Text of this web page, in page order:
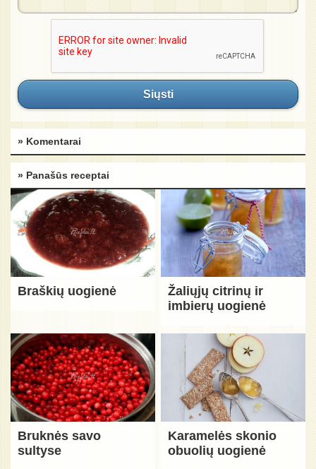
Siųsti
» Komentarai
» Panašūs receptai
Braškių uogienė
Žaliųjų citrinų ir
imbierų uogienė
Bruknės savo
sultyse
Karamelės skonio
obuolių uogienė